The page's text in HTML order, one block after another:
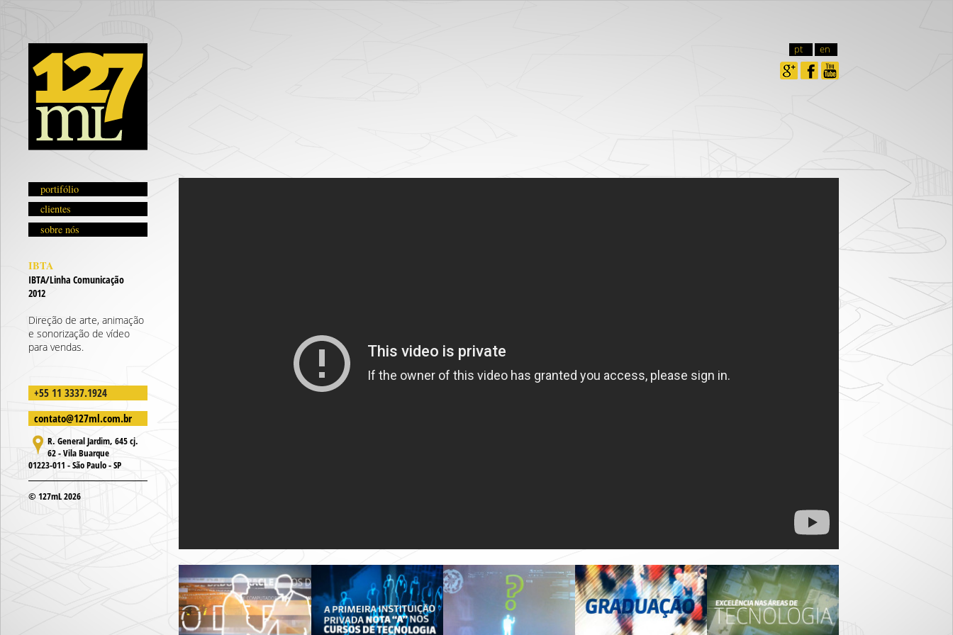
portifólio
clientes
sobre nós
IBTA
IBTA/Linha Comunicação
2012
Direção de arte, animação
e sonorização de vídeo
para vendas.
+55 11 3337.1924
contato@127ml.com.br
R. General Jardim, 645 cj.
62 - Vila Buarque
01223-011 - São Paulo - SP
© 127mL 2026
pt en